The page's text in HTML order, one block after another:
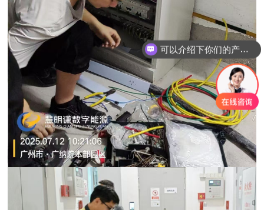
可以介绍下你们的产品么